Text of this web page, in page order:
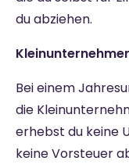
du abziehen.
Bei einem
die
erhebst du keine
keine Vorsteuer